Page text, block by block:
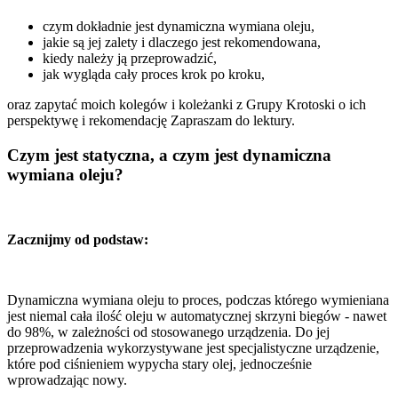
czym dokładnie jest dynamiczna wymiana oleju,
jakie są jej zalety i dlaczego jest rekomendowana,
kiedy należy ją przeprowadzić,
jak wygląda cały proces krok po kroku,
oraz zapytać moich kolegów i koleżanki z Grupy Krotoski o ich
perspektywę i rekomendację Zapraszam do lektury.
Czym jest statyczna, a czym jest dynamiczna
wymiana oleju?
Zacznijmy od podstaw:
Dynamiczna wymiana oleju to proces, podczas którego wymieniana
jest niemal cała ilość oleju w automatycznej skrzyni biegów - nawet
do 98%, w zależności od stosowanego urządzenia. Do jej
przeprowadzenia wykorzystywane jest specjalistyczne urządzenie,
które pod ciśnieniem wypycha stary olej, jednocześnie
wprowadzając nowy.